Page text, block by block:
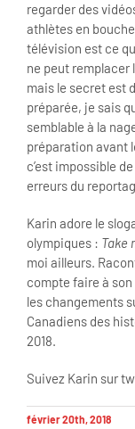
regarder des
athlètes en
télévision est ce
ne peut remplacer
mais le secret est
préparée, je sais
semblable à la
préparation avant
c’est impossible
erreurs du
Karin adore le
olympiques : Take
moi ailleurs.
compte faire à
les changements
Canadiens des
2018.
Suivez Karin sur
février 20th, 2018